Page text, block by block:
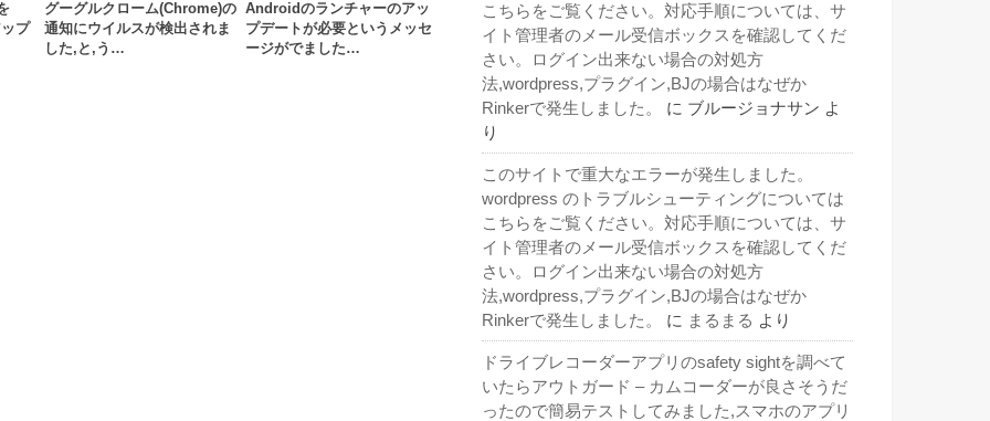
プ
グーグルクローム(Chrome)の
通知にウイルスが検出されま
した,と,う…
Androidのランチャーのアッ
プデートが必要というメッセ
ージがでました…
こちらをご覧ください。対応手順については、サ
イト管理者のメール受信ボックスを確認してくだ
さい。ログイン出来ない場合の対処方
法,wordpress,プラグイン,BJの場合はなぜか
Rinkerで発生しました。
に ブルージョナサン よ
り
このサイトで重大なエラーが発生しました。
wordpress のトラブルシューティングについては
こちらをご覧ください。対応手順については、サ
イト管理者のメール受信ボックスを確認してくだ
さい。ログイン出来ない場合の対処方
法,wordpress,プラグイン,BJの場合はなぜか
Rinkerで発生しました。
に まるまる より
ドライブレコーダーアプリのsafety sightを調べて
いたらアウトガード – カムコーダーが良さそうだ
ったので簡易テストしてみました,スマホのアプリ